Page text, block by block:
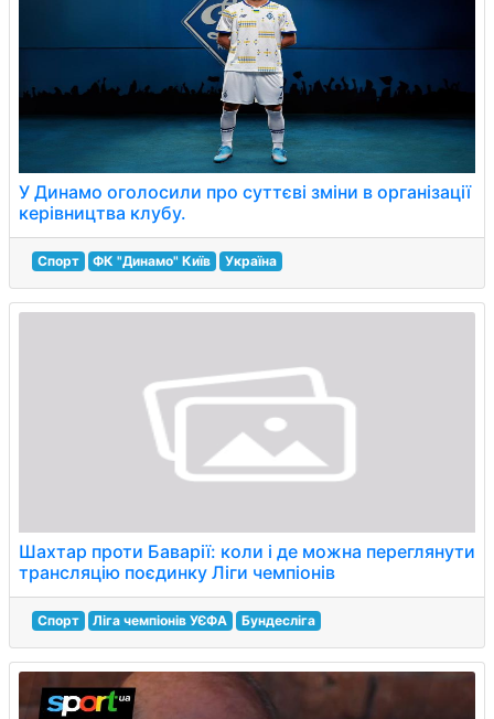
У Динамо оголосили про суттєві зміни в організації
керівництва клубу.
Спорт ФК "Динамо" Київ Україна
Шахтар проти Баварії: коли і де можна переглянути
трансляцію поєдинку Ліги чемпіонів
Спорт Ліга чемпіонів УЄФА Бундесліга